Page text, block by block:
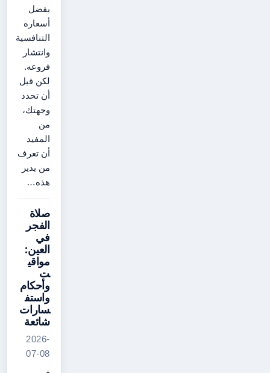
بفضل
أسعاره
التنافسية
وانتشار
فروعه.
لكن قبل
أن تحدد
وجهتك،
من
المفيد
أن تعرف
من يدير
هذه…
صلاة
الفجر
في
العين:
مواقي
ت
وأحكام
واستف
سارات
شائعة
2026-
07-08